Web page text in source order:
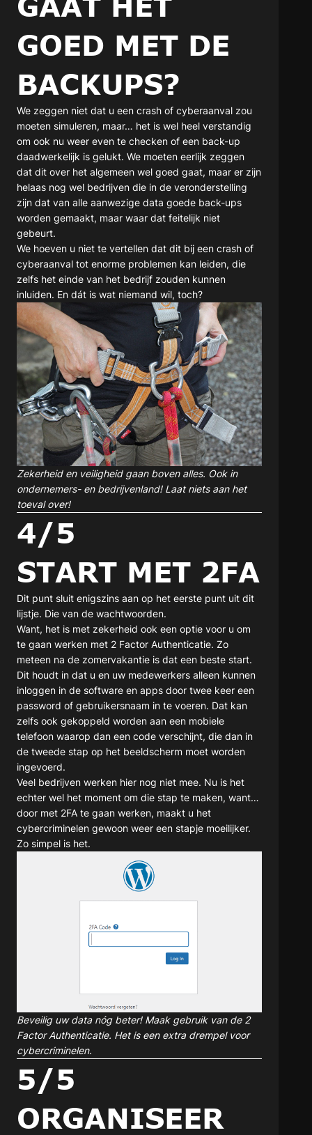
GOED MET DE
BACKUPS?
We zeggen niet dat u een crash of cyberaanval zou
moeten simuleren, maar… het is wel heel verstandig
om ook nu weer even te checken of een back-up
daadwerkelijk is gelukt. We moeten eerlijk zeggen
dat dit over het algemeen wel goed gaat, maar er zijn
helaas nog wel bedrijven die in de veronderstelling
zijn dat van alle aanwezige data goede back-ups
worden gemaakt, maar waar dat feitelijk niet
gebeurt.
We hoeven u niet te vertellen dat dit bij een crash of
cyberaanval tot enorme problemen kan leiden, die
zelfs het einde van het bedrijf zouden kunnen
inluiden. En dát is wat niemand wil, toch?
Zekerheid en veiligheid gaan boven alles. Ook in
ondernemers- en bedrijvenland! Laat niets aan het
toeval over!
4/5
START MET 2FA
Dit punt sluit enigszins aan op het eerste punt uit dit
lijstje. Die van de wachtwoorden.
Want, het is met zekerheid ook een optie voor u om
te gaan werken met 2 Factor Authenticatie. Zo
meteen na de zomervakantie is dat een beste start.
Dit houdt in dat u en uw medewerkers alleen kunnen
inloggen in de software en apps door twee keer een
password of gebruikersnaam in te voeren. Dat kan
zelfs ook gekoppeld worden aan een mobiele
telefoon waarop dan een code verschijnt, die dan in
de tweede stap op het beeldscherm moet worden
ingevoerd.
Veel bedrijven werken hier nog niet mee. Nu is het
echter wel het moment om die stap te maken, want…
door met 2FA te gaan werken, maakt u het
cybercriminelen gewoon weer een stapje moeilijker.
Zo simpel is het.
Beveilig uw data nóg beter! Maak gebruik van de 2
Factor Authenticatie. Het is een extra drempel voor
cybercriminelen.
5/5
ORGANISEER